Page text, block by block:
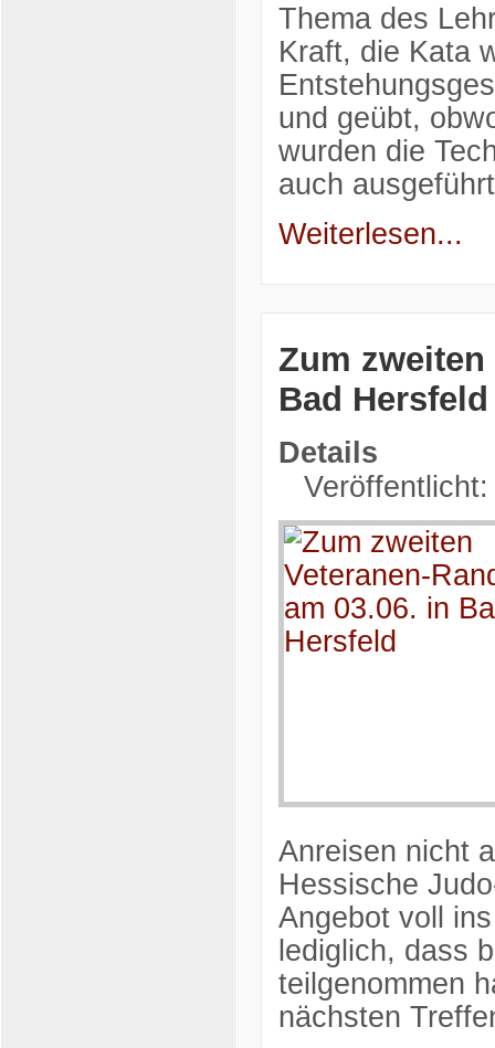
Thema des
Kraft, die Kata
und geübt,
wurden die
auch
Weiterlesen...
Zum zweiten
Bad Hersfeld
Details
Anreisen nicht
Hessische
Angebot voll
lediglich, dass
teilgenommen
nächsten